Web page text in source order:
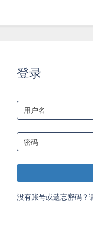
登录
没有账号或遗忘密码？